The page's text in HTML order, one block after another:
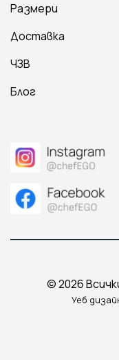
Размери
Доставка
ЧЗВ
Блог
© 2026
Уеб